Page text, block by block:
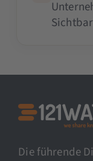
Die führende